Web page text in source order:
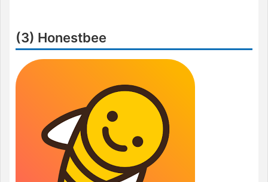
(3) Honestbee